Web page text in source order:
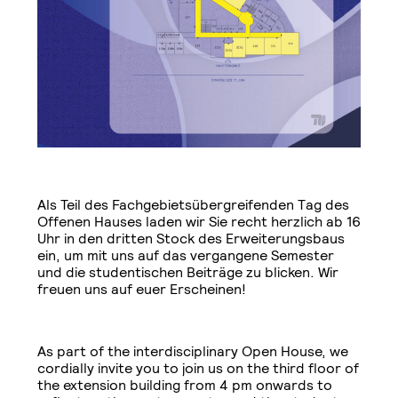
Als Teil des Fachgebietsübergreifenden Tag des
Offenen Hauses laden wir Sie recht herzlich ab 16
Uhr in den dritten Stock des Erweiterungsbaus
ein, um mit uns auf das vergangene Semester
und die studentischen Beiträge zu blicken. Wir
freuen uns auf euer Erscheinen!
As part of the interdisciplinary Open House, we
cordially invite you to join us on the third floor of
the extension building from 4 pm onwards to